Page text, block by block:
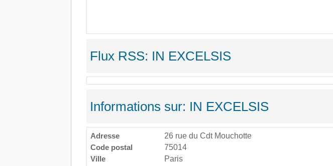
Flux RSS: IN EXCELSIS
Informations sur: IN EXCELSIS
Adresse
26 rue du Cdt Mouchotte
Code postal
75014
Ville
Paris